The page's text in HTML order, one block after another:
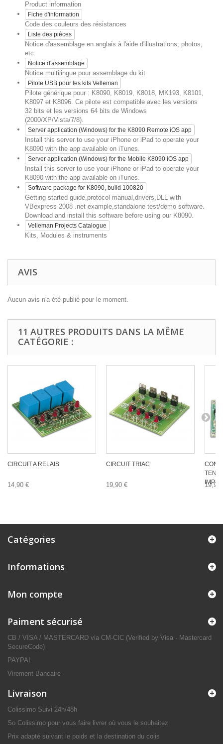
Product information
Fiche d'information
Code des couleurs des résistances
Liste des pièces
Notice d'assemblage en anglais à l'aide d'illustrations, photos,
etc.
Notice d'assemblage
Notice multilingue pour assemblage du kit
Pilote USB pour les kits Velleman
Pilote générique pour : K8090, K8019, K8018, MK193, K8101,
K8097 et K8096. Ce pilote est compatible avec les versions
32 bits et les versions 64 bits de Windows
(2000/XP/Vista/7/8).
Server application (Windows) for the K8090 Remote iOS app
Install this server to use your iPhone or iPad to operate your
K8090 with the app available on iTunes.
Server application (Windows) for the Mobile K8090 iOS app
Install this server to use your iPhone or iPad to operate your
K8090 with the app available on iTunes.
Software package for K8090, build 100820
Getting started guide,protocol manual,drivers,DLL with
VBexpress 2008 .net example,standalone test/demo software.
Download and install this software before using our K8090.
Velleman Projects Catalogue
Kits, Modules & instruments
AVIS
Aucun avis n'a été publié pour le moment.
11 AUTRES PRODUITS DANS LA MÊME
CATÉGORIE :
CIRCUIT A RELAIS
14,90 €
CIRCUIT TRIAC
19,90 € 19,90
Catégories
Informations
Mon compte
Paiment sécurisé
CB / VISA / MASTERCARD via CM-CIC (Verified by Visa - Mastercard
SecureCode)
PAYPAL
Virement Bancaire
Livraison
Colissimo Suivi 24h/48h
So Colissimo pour vous faire livrer où vous le souhaitez
Prix adapté suivant le poids et la destination du colis